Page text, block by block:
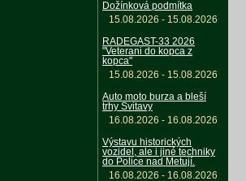
Dožínková podmítka
15.08.2026 - 15.08.2026
RADEGAST-33 2026
"Veterani do kopca z
kopca"
15.08.2026 - 15.08.2026
Auto moto burza a bleší
trhy Svitavy
16.08.2026 - 16.08.2026
Výstavu historických
vozidel, ale i jiné techniky
do Police nad Metují.
16.08.2026 - 16.08.2026